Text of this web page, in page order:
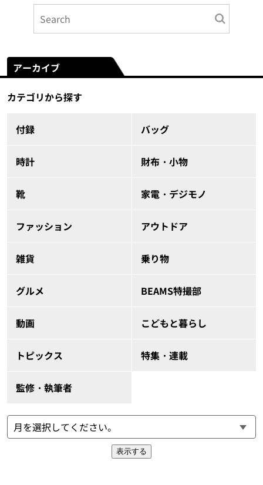
アーカイブ
カテゴリから探す
付録 バッグ
時計 財布・小物
靴 家電・デジモノ
ファッション アウトドア
雑貨 乗り物
グルメ BEAMS特撮部
動画 こどもと暮らし
トピックス 特集・連載
監修・執筆者
表示する